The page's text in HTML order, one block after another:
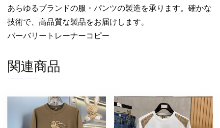
ト
ホ
ワ
イ
2524948
バ
あらゆるブランドの服・パンツの製造を承ります。確かな
技術で、高品質な製品をお届けします。
バーバリートレーナーコピー
関連商品